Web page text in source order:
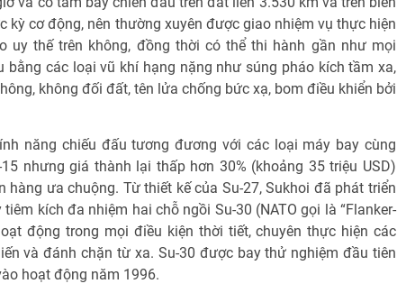
kỳ cơ động, nên thường xuyên được giao nhiệm vụ thực hiện
uy thế trên không, đồng thời có thể thi hành gần như mọi
bằng các loại vũ khí hạng nặng như súng pháo kích tầm xa,
không đối đất, tên lửa chống bức xạ, bom điều khiển bởi
năng chiếu đấu tương đương với các loại máy bay cùng
nhưng giá thành lại thấp hơn 30% (khoảng 35 triệu USD)
hàng ưa chuộng. Từ thiết kế của Su-27, Sukhoi đã phát triển
kích đa nhiệm hai chỗ ngồi Su-30 (NATO gọi là “Flanker-
động trong mọi điều kiện thời tiết, chuyên thực hiện các
và đánh chặn từ xa. Su-30 được bay thử nghiệm đầu tiên
hoạt động năm 1996.